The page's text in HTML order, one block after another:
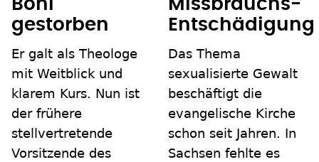
Bohl
gestorben
Er galt als Theologe
mit Weitblick und
klarem Kurs. Nun ist
der frühere
stellvertretende
Vorsitzende des
Missbrauchs-
Entschädigung
Das Thema
sexualisierte Gewalt
beschäftigt die
evangelische Kirche
schon seit Jahren. In
Sachsen fehlte es